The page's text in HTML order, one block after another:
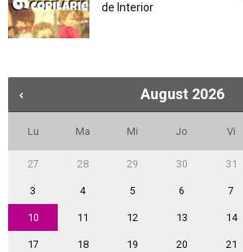
de Interior
August 2026
Lu Ma Mi Jo Vi
27 28 29 30 31
3 4 5 6 7
10 11 12 13 14
17 18 19 20 21